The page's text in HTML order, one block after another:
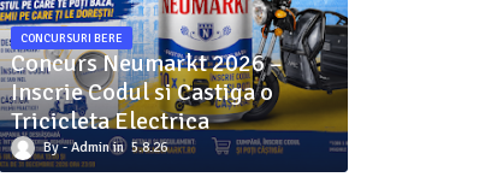
CONCURSURI BERE
Concurs Neumarkt 2026 –
Inscrie Codul si Castiga o
Tricicleta Electrica
Admin 5.8.26